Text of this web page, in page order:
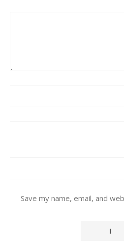
Save my name, email, and